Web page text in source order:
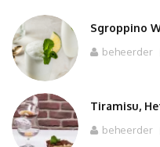
Sgroppino
beheerder
Tiramisu,
beheerder